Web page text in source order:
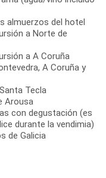
almuerzos del hotel
a Norte de
a A Coruña
A Coruña y
Tecla
Arousa
con degustación (es
durante la vendimia)
de Galicia